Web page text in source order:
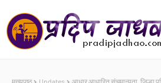
मुख्यपृष्ठ Updates
आधार आधारित संचमान्यता, जिल्हा